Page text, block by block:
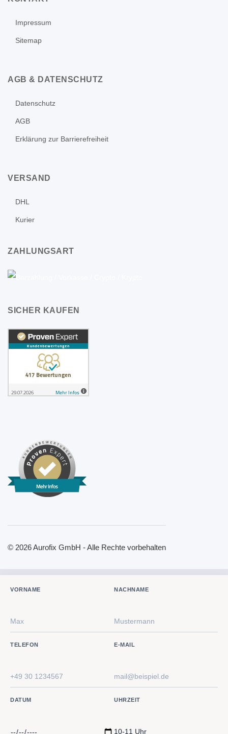
Impressum
Sitemap
AGB & DATENSCHUTZ
Datenschutz
AGB
Erklärung zur Barrierefreiheit
VERSAND
DHL
Kurier
ZAHLUNGSART
SICHER KAUFEN
Mehr Infos
© 2026 Aurofix GmbH - Alle Rechte vorbehalten
VORNAME NACHNAME
TELEFON E-MAIL
DATUM UHRZEIT